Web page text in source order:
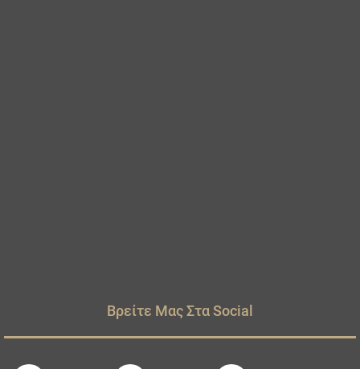
Βρείτε Μας Στα Social